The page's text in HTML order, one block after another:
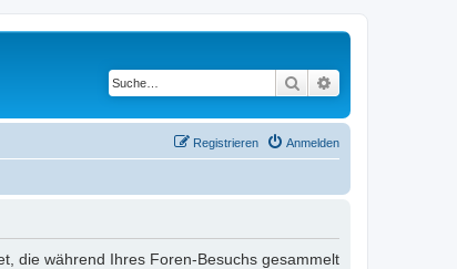
Suche
Anmelden
Registrieren
die während Ihres Foren-Besuchs gesammelt